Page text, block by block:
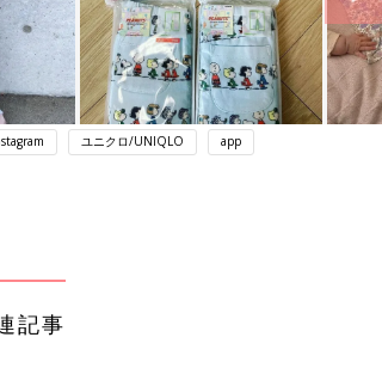
ユニクロ/UNIQLO app
記事